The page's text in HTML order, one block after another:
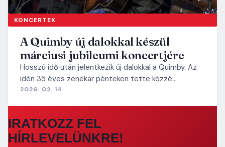
KONCERTEK
A Quimby új dalokkal készül
márciusi jubileumi koncertjére
Hosszú idő után jelentkezik új dalokkal a Quimby. Az
idén 35 éves zenekar pénteken tette közzé…
2026. 02. 14.
IRATKOZZ FEL
HÍRLEVELÜNKRE!